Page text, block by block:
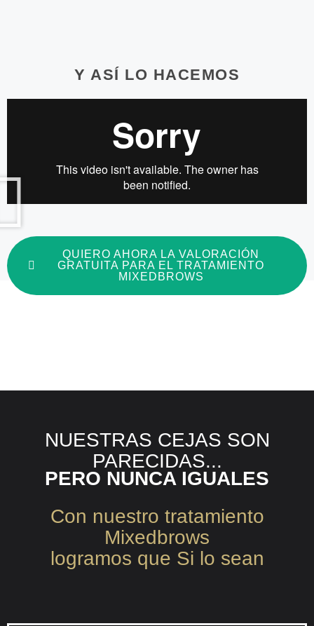
Y ASÍ LO HACEMOS
QUIERO AHORA LA VALORACIÓN
GRATUITA PARA EL TRATAMIENTO
MIXEDBROWS
NUESTRAS CEJAS SON
PARECIDAS...
PERO NUNCA IGUALES
Con nuestro tratamiento
Mixedbrows
logramos que Si lo sean